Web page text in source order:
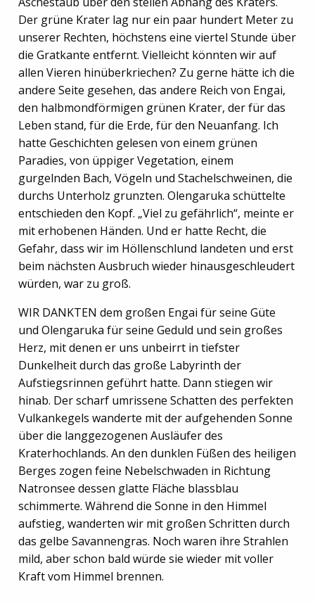
Der grüne Krater lag nur ein paar hundert Meter zu
unserer Rechten, höchstens eine viertel Stunde über
die Gratkante entfernt. Vielleicht könnten wir auf
allen Vieren hinüberkriechen? Zu gerne hätte ich die
andere Seite gesehen, das andere Reich von Engai,
den halbmondförmigen grünen Krater, der für das
Leben stand, für die Erde, für den Neuanfang. Ich
hatte Geschichten gelesen von einem grünen
Paradies, von üppiger Vegetation, einem
gurgelnden Bach, Vögeln und Stachelschweinen, die
durchs Unterholz grunzten. Olengaruka schüttelte
entschieden den Kopf. „Viel zu gefährlich“, meinte er
mit erhobenen Händen. Und er hatte Recht, die
Gefahr, dass wir im Höllenschlund landeten und erst
beim nächsten Ausbruch wieder hinausgeschleudert
würden, war zu groß.
WIR DANKTEN dem großen Engai für seine Güte
und Olengaruka für seine Geduld und sein großes
Herz, mit denen er uns unbeirrt in tiefster
Dunkelheit durch das große Labyrinth der
Aufstiegsrinnen geführt hatte. Dann stiegen wir
hinab. Der scharf umrissene Schatten des perfekten
Vulkankegels wanderte mit der aufgehenden Sonne
über die langgezogenen Ausläufer des
Kraterhochlands. An den dunklen Füßen des heiligen
Berges zogen feine Nebelschwaden in Richtung
Natronsee dessen glatte Fläche blassblau
schimmerte. Während die Sonne in den Himmel
aufstieg, wanderten wir mit großen Schritten durch
das gelbe Savannengras. Noch waren ihre Strahlen
mild, aber schon bald würde sie wieder mit voller
Kraft vom Himmel brennen.